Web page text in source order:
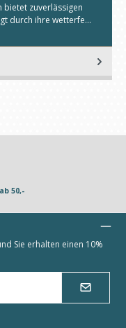
bietet zuverlässigen
durch ihre wetterfe…
50,-
Sie erhalten einen 10%